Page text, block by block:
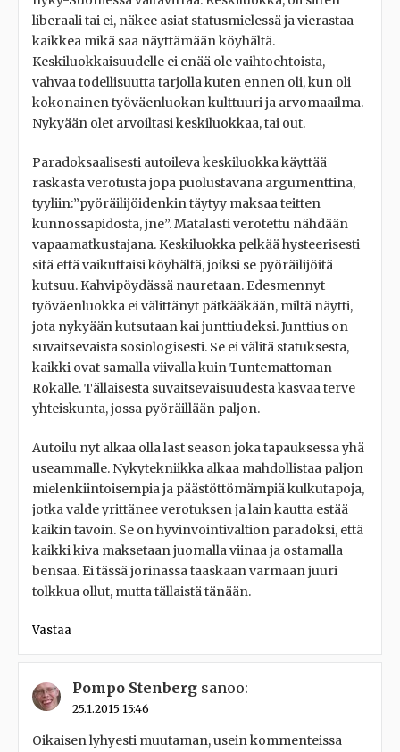
liberaali tai ei, näkee asiat statusmielessä ja vierastaa
kaikkea mikä saa näyttämään köyhältä.
Keskiluokkaisuudelle ei enää ole vaihtoehtoista,
vahvaa todellisuutta tarjolla kuten ennen oli, kun oli
kokonainen työväenluokan kulttuuri ja arvomaailma.
Nykyään olet arvoiltasi keskiluokkaa, tai out.
Paradoksaalisesti autoileva keskiluokka käyttää
raskasta verotusta jopa puolustavana argumenttina,
tyyliin:”pyöräilijöidenkin täytyy maksaa teitten
kunnossapidosta, jne”. Matalasti verotettu nähdään
vapaamatkustajana. Keskiluokka pelkää hysteerisesti
sitä että vaikuttaisi köyhältä, joiksi se pyöräilijöitä
kutsuu. Kahvipöydässä nauretaan. Edesmennyt
työväenluokka ei välittänyt pätkääkään, miltä näytti,
jota nykyään kutsutaan kai junttiudeksi. Junttius on
suvaitsevaista sosiologisesti. Se ei välitä statuksesta,
kaikki ovat samalla viivalla kuin Tuntemattoman
Rokalle. Tällaisesta suvaitsevaisuudesta kasvaa terve
yhteiskunta, jossa pyöräillään paljon.
Autoilu nyt alkaa olla last season joka tapauksessa yhä
useammalle. Nykytekniikka alkaa mahdollistaa paljon
mielenkiintoisempia ja päästöttömämpiä kulkutapoja,
jotka valde yrittänee verotuksen ja lain kautta estää
kaikin tavoin. Se on hyvinvointivaltion paradoksi, että
kaikki kiva maksetaan juomalla viinaa ja ostamalla
bensaa. Ei tässä jorinassa taaskaan varmaan juuri
tolkkua ollut, mutta tällaistä tänään.
Vastaa
Pompo Stenberg sanoo:
25.1.2015 15:46
Oikaisen lyhyesti muutaman, usein kommenteissa